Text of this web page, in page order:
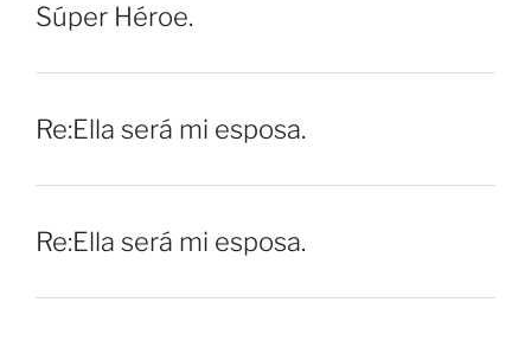
Súper Héroe.
Re:Ella será mi esposa.
Re:Ella será mi esposa.